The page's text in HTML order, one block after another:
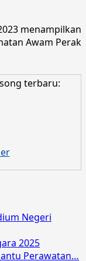
menampilkan
Awam Perak
terbaru:
Negeri
2025
Perawatan…